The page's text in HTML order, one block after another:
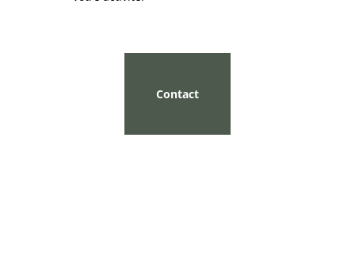
Contact